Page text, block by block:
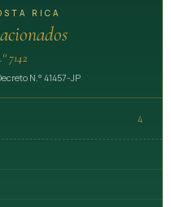
V
RICA
7142
N.° 41457-JP
4